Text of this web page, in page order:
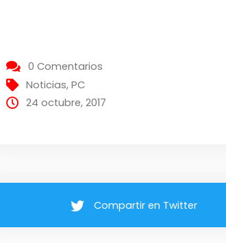
0 Comentarios
Noticias,PC
24 octubre, 2017
Compartir en Twitter